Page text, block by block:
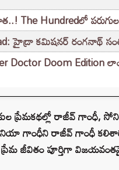
The Hundredలో
హైడ్రా కమిషనర్ రంగనాథ్
Doctor Doom Edition
రాజీవ్ గాంధీ, సోనియా
రాజీవ్ గాంధీ కలిశారు.
ప్రేమ జీవితం పూర్తిగా